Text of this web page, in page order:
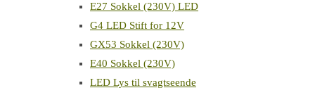
E27 Sokkel (230V) LED
G4 LED Stift for 12V
GX53 Sokkel (230V)
E40 Sokkel (230V)
LED Lys til svagtseende